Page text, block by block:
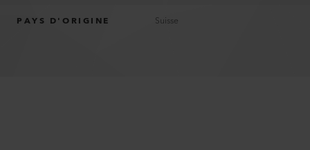
PAYS D'ORIGINE Suisse